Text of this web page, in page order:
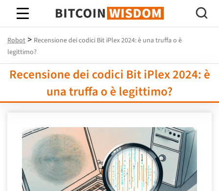
Saggezza Bitcoin
Robot > Recensione dei codici Bit iPlex 2024: è una truffa o è
legittimo?
Recensione dei codici Bit iPlex 2024: è
una truffa o è legittimo?